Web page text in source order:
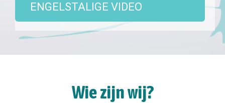
ENGELSTALIGE VIDEO
Wie zijn wij?